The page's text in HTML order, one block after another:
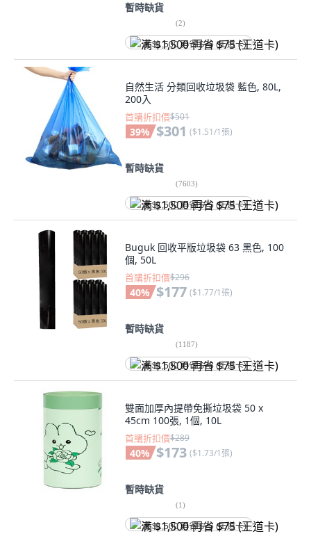
暫時缺貨
(2)
满 $1,500 再省 $75 (王道卡)
自然生活 分類回收垃圾袋 藍色, 80L,
200入
首購折扣價$501
39% $301 ($1.51/1張)
暫時缺貨
(7603)
满 $1,500 再省 $75 (王道卡)
Buguk 回收平版垃圾袋 63 黑色, 100
個, 50L
首購折扣價$296
40% $177 ($1.77/1張)
暫時缺貨
(1187)
满 $1,500 再省 $75 (王道卡)
雙面加厚內提帶免撕垃圾袋 50 x
45cm 100張, 1個, 10L
首購折扣價$289
40% $173 ($1.73/1張)
暫時缺貨
(1)
满 $1,500 再省 $75 (王道卡)